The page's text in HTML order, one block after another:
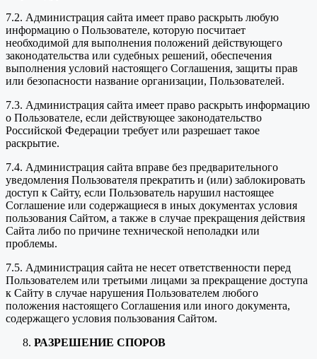
7.2. Администрация сайта имеет право раскрыть любую
информацию о Пользователе, которую посчитает
необходимой для выполнения положений действующего
законодательства или судебных решений, обеспечения
выполнения условий настоящего Соглашения, защиты прав
или безопасности название организации, Пользователей.
7.3. Администрация сайта имеет право раскрыть информацию
о Пользователе, если действующее законодательство
Российской Федерации требует или разрешает такое
раскрытие.
7.4. Администрация сайта вправе без предварительного
уведомления Пользователя прекратить и (или) заблокировать
доступ к Сайту, если Пользователь нарушил настоящее
Соглашение или содержащиеся в иных документах условия
пользования Сайтом, а также в случае прекращения действия
Сайта либо по причине технической неполадки или
проблемы.
7.5. Администрация сайта не несет ответственности перед
Пользователем или третьими лицами за прекращение доступа
к Сайту в случае нарушения Пользователем любого
положения настоящего Соглашения или иного документа,
содержащего условия пользования Сайтом.
РАЗРЕШЕНИЕ СПОРОВ